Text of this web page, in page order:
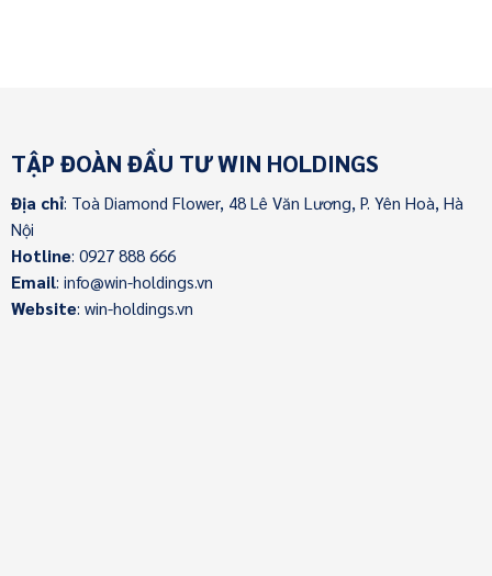
TẬP ĐOÀN ĐẦU TƯ WIN HOLDINGS
Địa chỉ: Toà Diamond Flower, 48 Lê Văn Lương, P. Yên Hoà, Hà
Nội
Hotline: 0927 888 666
Email: info@win-holdings.vn
Website: win-holdings.vn